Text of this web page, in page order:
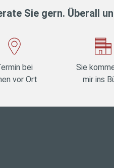
Sie gern. Überall
bei
vor Ort
Sie
mir ins